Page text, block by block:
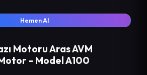
Hemen Al
Motoru Aras AVM
- Model A100